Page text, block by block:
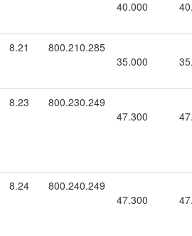
40.000
8.21
800.210.285
35.000
8.23
800.230.249
47.300
8.24
800.240.249
47.300